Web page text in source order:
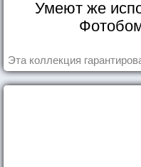
Умеют же
Эта коллекция